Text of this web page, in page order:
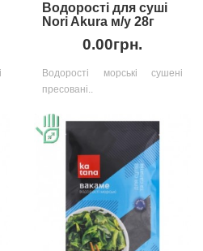
Водорості для суші
Nori Akura м/у 28г
0.00грн.
Водорості морські сушені
пресовані..